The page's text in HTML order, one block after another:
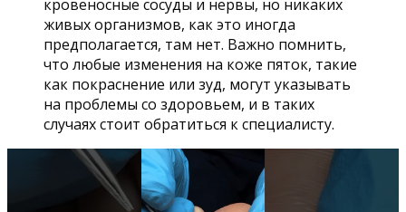
кровеносные сосуды и нервы, но никаких
живых организмов, как это иногда
предполагается, там нет. Важно помнить,
что любые изменения на коже пяток, такие
как покраснение или зуд, могут указывать
на проблемы со здоровьем, и в таких
случаях стоит обратиться к специалисту.